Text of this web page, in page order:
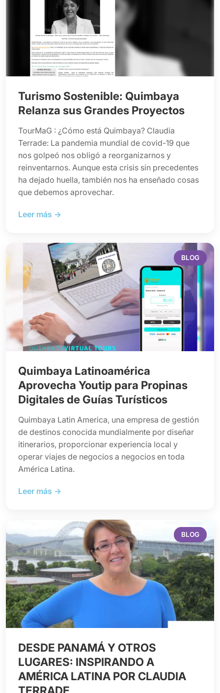
Turismo Sostenible: Quimbaya
Relanza sus Grandes Proyectos
TourMaG : ¿Cómo está Quimbaya? Claudia
Terrade: La pandemia mundial de covid-19 que
nos golpeó nos obligó a reorganizarnos y
reinventarnos. Aunque esta crisis sin precedentes
ha dejado huella, también nos ha enseñado cosas
que debemos aprovechar.
Leer más →
BLOG
Quimbaya Latinoamérica
Aprovecha Youtip para Propinas
Digitales de Guías Turísticos
Quimbaya Latin America, una empresa de gestión
de destinos conocida mundialmente por diseñar
itinerarios, proporcionar experiencia local y
operar viajes de negocios a negocios en toda
América Latina.
Leer más →
BLOG
DESDE PANAMÁ Y OTROS
LUGARES: INSPIRANDO A
AMÉRICA LATINA POR CLAUDIA
TERRADE